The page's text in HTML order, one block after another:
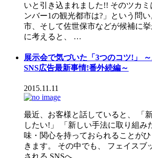
いと引き込まれました!! そのツカ
ンバー1の観光都市は?」という問
市、そして佐世保市などが候補に
に考えると、 …
展示会で気づいた「3つのコツ!」
SNS広告最新事情!番外続編～
2015.11.11
最近、お客様と話していると、 「
したい!」 「新しい手法に取り組み
味・関心を持っておられることが
きます。 その中でも、 フェイスブ